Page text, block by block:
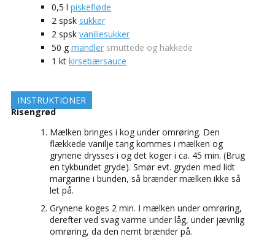
0,5 l piskefløde
2 spsk sukker
2 spsk vaniliesukker
50 g mandler smuttede og hakkede
1 kt kirsebærsauce
INSTRUKTIONER
Risengrød
Mælken bringes i kog under omrøring. Den
flækkede vanilje tang kommes i mælken og
grynene drysses i og det koger i ca. 45 min. (Brug
en tykbundet gryde). Smør evt. gryden med lidt
margarine i bunden, så brænder mælken ikke så
let på.
Grynene koges 2 min. I mælken under omrøring,
derefter ved svag varme under låg, under jævnlig
omrøring, da den nemt brænder på.